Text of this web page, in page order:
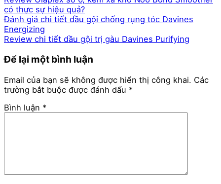
có thực sự hiệu quả?
Đánh giá chi tiết dầu gội chống rụng tóc Davines
Energizing
Review chi tiết dầu gội trị gàu Davines Purifying
Để lại một bình luận
Email của bạn sẽ không được hiển thị công khai. Các
trường bắt buộc được đánh dấu *
Bình luận *